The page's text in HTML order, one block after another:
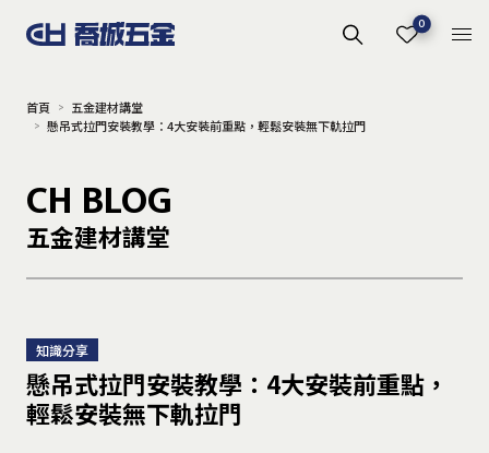
0
首頁
五金建材講堂
懸吊式拉門安裝教學：4大安裝前重點，輕鬆安裝無下軌拉門
CH BLOG
五金建材講堂
知識分享
懸吊式拉門安裝教學：4大安裝前重點，
輕鬆安裝無下軌拉門